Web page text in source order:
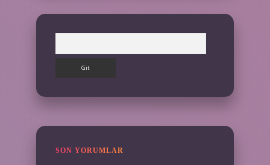
SON YORUMLAR